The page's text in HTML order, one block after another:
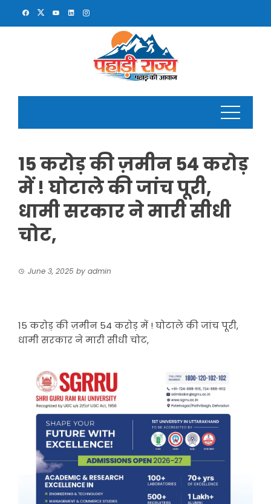
15 करोड़ की ज़मीन 54 करोड़
में ! घोटाले की जांच पूरी,
धामी सरकार ने मारी सीधी
चोट,
June 3, 2025 by admin
15 करोड़ की ज़मीन 54 करोड़ में ! घोटाले की जांच पूरी,
धामी सरकार ने मारी सीधी चोट,